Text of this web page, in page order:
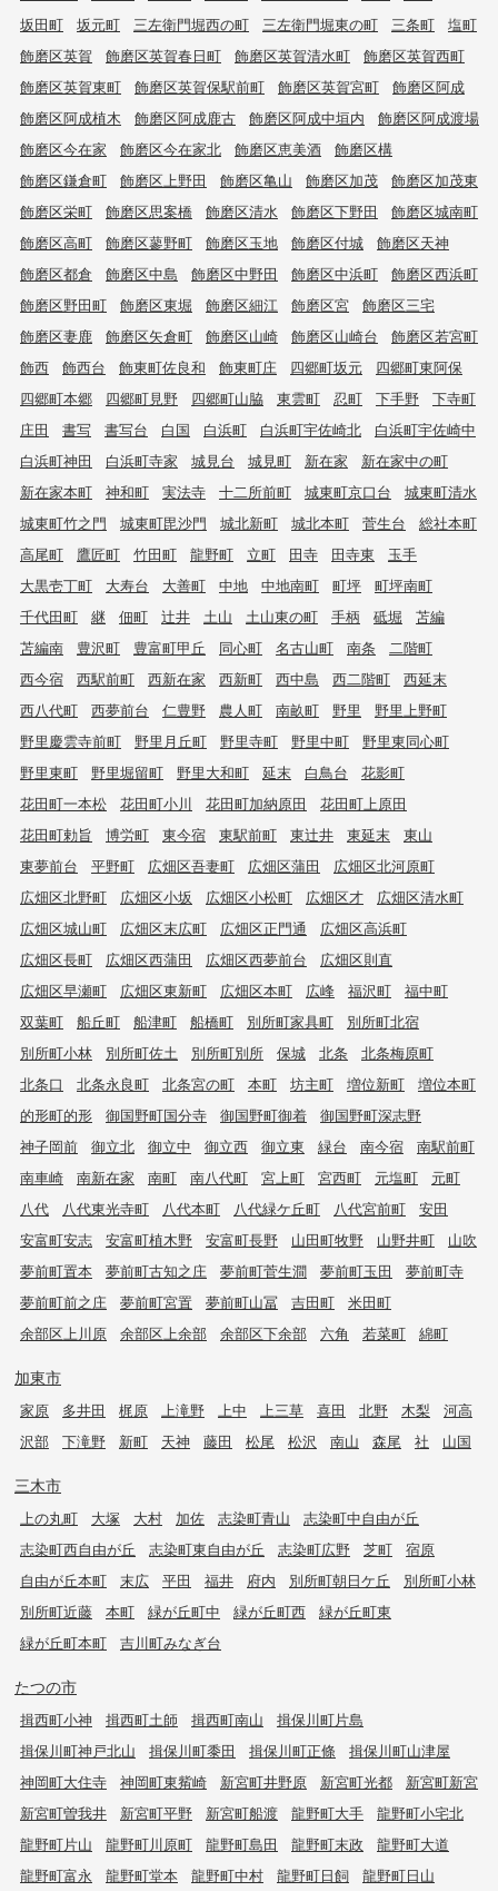
坂田町
坂元町 三左衛門堀西の町 三左衛門堀東の町 三条町
塩町
飾磨区英賀
飾磨区英賀春日町 飾磨区英賀清水町
飾磨区英賀西町
飾磨区英賀東町
飾磨区英賀保駅前町 飾磨区英賀宮町
飾磨区阿成
飾磨区阿成植木
飾磨区阿成鹿古 飾磨区阿成中垣内
飾磨区阿成渡場
飾磨区今在家
飾磨区今在家北 飾磨区恵美酒
飾磨区構
飾磨区鎌倉町
飾磨区上野田 飾磨区亀山 飾磨区加茂
飾磨区加茂東
飾磨区栄町
飾磨区思案橋 飾磨区清水 飾磨区下野田
飾磨区城南町
飾磨区高町
飾磨区蓼野町 飾磨区玉地 飾磨区付城
飾磨区天神
飾磨区都倉
飾磨区中島 飾磨区中野田 飾磨区中浜町
飾磨区西浜町
飾磨区野田町
飾磨区東堀 飾磨区細江 飾磨区宮
飾磨区三宅
飾磨区妻鹿
飾磨区矢倉町 飾磨区山崎 飾磨区山崎台
飾磨区若宮町
飾西
飾西台 飾東町佐良和 飾東町庄 四郷町坂元
四郷町東阿保
四郷町本郷
四郷町見野 四郷町山脇 東雲町 忍町 下手野
下寺町
庄田
書写 書写台 白国 白浜町 白浜町宇佐崎北
白浜町宇佐崎中
白浜町神田
白浜町寺家 城見台 城見町 新在家
新在家中の町
新在家本町
神和町 実法寺 十二所前町 城東町京口台
城東町清水
城東町竹之門
城東町毘沙門 城北新町 城北本町 菅生台
総社本町
高尾町
鷹匠町 竹田町 龍野町 立町 田寺 田寺東
玉手
大黒壱丁町
大寿台 大善町 中地 中地南町 町坪
町坪南町
千代田町
継 佃町 辻井 土山 土山東の町 手柄 砥堀
苫編
苫編南
豊沢町 豊富町甲丘 同心町 名古山町 南条
二階町
西今宿
西駅前町 西新在家 西新町 西中島 西二階町
西延末
西八代町
西夢前台 仁豊野 農人町 南畝町 野里
野里上野町
野里慶雲寺前町
野里月丘町 野里寺町 野里中町
野里東同心町
野里東町
野里堀留町 野里大和町 延末 白鳥台
花影町
花田町一本松
花田町小川 花田町加納原田
花田町上原田
花田町勅旨
博労町 東今宿 東駅前町 東辻井 東延末
東山
東夢前台
平野町 広畑区吾妻町 広畑区蒲田
広畑区北河原町
広畑区北野町
広畑区小坂 広畑区小松町 広畑区才
広畑区清水町
広畑区城山町
広畑区末広町 広畑区正門通
広畑区高浜町
広畑区長町
広畑区西蒲田 広畑区西夢前台
広畑区則直
広畑区早瀬町
広畑区東新町 広畑区本町 広峰 福沢町
福中町
双葉町
船丘町 船津町 船橋町 別所町家具町
別所町北宿
別所町小林
別所町佐土 別所町別所 保城 北条
北条梅原町
北条口
北条永良町 北条宮の町 本町 坊主町 増位新町
増位本町
的形町的形
御国野町国分寺 御国野町御着
御国野町深志野
神子岡前
御立北 御立中 御立西 御立東 緑台 南今宿
南駅前町
南車崎
南新在家 南町 南八代町 宮上町 宮西町 元塩町
元町
八代
八代東光寺町 八代本町 八代緑ケ丘町 八代宮前町
安田
安富町安志
安富町植木野 安富町長野 山田町牧野 山野井町
山吹
夢前町置本
夢前町古知之庄 夢前町菅生澗 夢前町玉田
夢前町寺
夢前町前之庄
夢前町宮置 夢前町山冨 吉田町
米田町
余部区上川原
余部区上余部 余部区下余部 六角 若菜町 綿町
加東市
家原 多井田 梶原 上滝野 上中 上三草 喜田 北野 木梨
河高
沢部
下滝野 新町 天神 藤田 松尾 松沢 南山 森尾 社 山国
三木市
上の丸町 大塚 大村 加佐 志染町青山
志染町中自由が丘
志染町西自由が丘
志染町東自由が丘 志染町広野 芝町
宿原
自由が丘本町
末広 平田 福井 府内 別所町朝日ケ丘
別所町小林
別所町近藤
本町 緑が丘町中 緑が丘町西
緑が丘町東
緑が丘町本町
吉川町みなぎ台
たつの市
揖西町小神 揖西町土師 揖西町南山
揖保川町片島
揖保川町神戸北山
揖保川町黍田 揖保川町正條
揖保川町山津屋
神岡町大住寺
神岡町東觜崎 新宮町井野原 新宮町光都
新宮町新宮
新宮町曽我井
新宮町平野 新宮町船渡 龍野町大手
龍野町小宅北
龍野町片山
龍野町川原町 龍野町島田 龍野町末政
龍野町大道
龍野町富永
龍野町堂本 龍野町中村 龍野町日飼
龍野町日山